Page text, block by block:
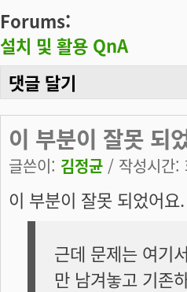
Forums:
설치 및 활용 QnA
댓글 달기
이 부분이 잘못 되
글쓴이: 김정균 / 작성시간
이 부분이 잘못 되었어요.
근데 문제는 여기
만 남겨놓고 기존